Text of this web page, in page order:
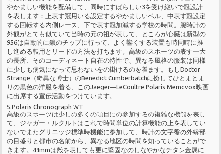
やかましい機能を配備して、同時にすばらしい3を受け継いで冠設計
を表します：上表す冠用いる設定するやかましいベル、中表す冠設定
する回転する内側レース、下で表す冠加減する学校の時間。腕時計の
外観がとても似ていて当時の元の祖が表して、ところが心臓は新型の
956は自動的に鎖のチップに行って、よく響くする装置も時同時に推
し進める転用とリードの方法を打ちます。高級のスポーツの表す一大
の長所、そのコーディネート自在の特性で、異なる風格の服装は同様
に少しも病気になって思わないをの掛けるのを着ます。もしDoctor
Strange（奇異な博士）のBenedict Cumberbatchに扮してひとまとま
りの黒色の洋服を着る、このJaeger―LeCoultre Polaris Memovox映画
に出席する宣伝活動をつけています。
5.Polaris Chronograph WT
高級のスポーツは少しの多くの項目にの参加するの複雑な機能を表し
て、ジャガー・ルクルトはこれで時間単位の計算機能の上を表してい
ないでまたグリニッジ標準時機能に参加して、時計の文字盤の外縁部
の目盛りと都市の名前から、異なる地区の時間を知っていることがで
きます。44mmは殻を表しても更に堅固なのしなやかなチタン金属に